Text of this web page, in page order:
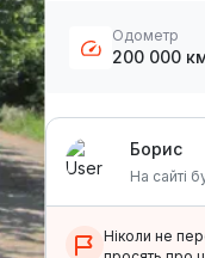
Одометр
200 000
Борис
На сайті
Ніколи не